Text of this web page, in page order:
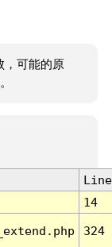
，可能的原
Line
14
324